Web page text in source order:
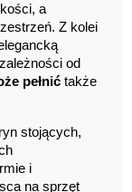
a
od
pełnić także
stojących,
i
na sprzęt